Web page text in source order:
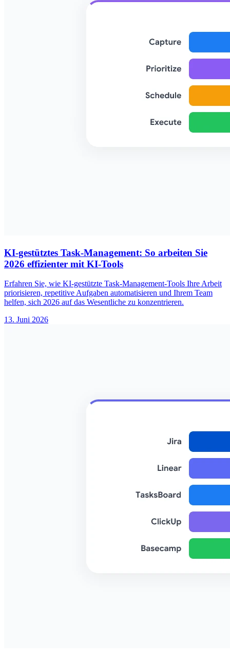
KI-gestütztes Task-Management: So arbeiten Sie
2026 effizienter mit KI-Tools
Erfahren Sie, wie KI-gestützte Task-Management-Tools Ihre Arbeit
priorisieren, repetitive Aufgaben automatisieren und Ihrem Team
helfen, sich 2026 auf das Wesentliche zu konzentrieren.
13. Juni 2026